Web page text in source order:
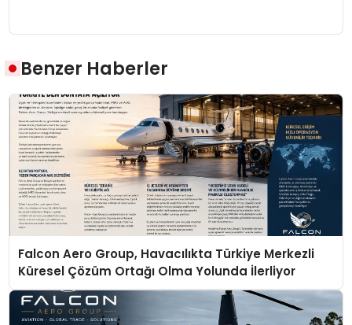
Benzer Haberler
Falcon Aero Group, Havacılıkta Türkiye Merkezli
Küresel Çözüm Ortağı Olma Yolunda İlerliyor